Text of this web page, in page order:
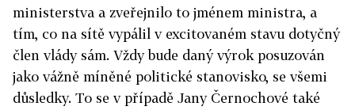
ministerstva a zveřejnilo to jménem ministra, a
tím, co na sítě vypálil v excitovaném stavu dotyčný
člen vlády sám. Vždy bude daný výrok posuzován
jako vážně míněné politické stanovisko, se všemi
důsledky. To se v případě Jany Černochové také